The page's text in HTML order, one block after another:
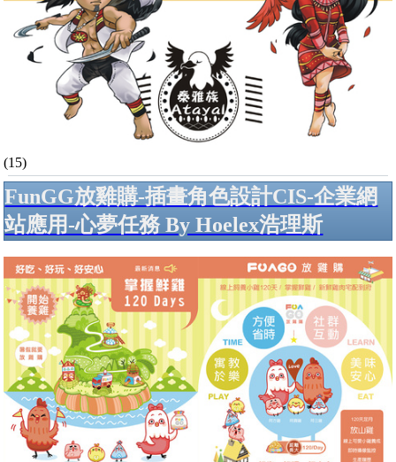
(15)
FunGG放雞購-插畫角色設計CIS-企業網
站應用-心夢任務 By Hoelex浩理斯